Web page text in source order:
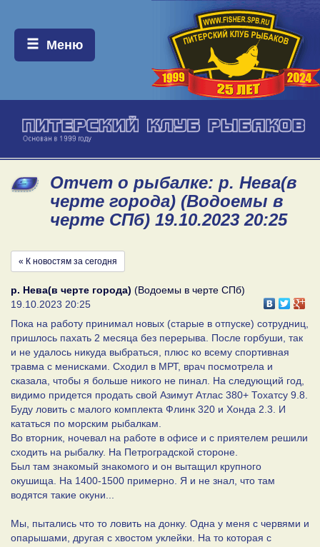
Меню:
Меню
Отчет о рыбалке: р. Нева(в
черте города) (Водоемы в
черте СПб) 19.10.2023 20:25
« К новостям за сегодня
р. Нева(в черте города) (Водоемы в черте СПб)
19.10.2023 20:25
Пока на работу принимал новых (старые в отпуске) сотрудниц,
пришлось пахать 2 месяца без перерыва. После горбуши, так
и не удалось никуда выбраться, плюс ко всему спортивная
травма с менисками. Сходил в МРТ, врач посмотрела и
сказала, чтобы я больше никого не пинал. На следующий год,
видимо придется продать свой Азимут Атлас 380+ Тохатсу 9.8.
Буду ловить с малого комплекта Флинк 320 и Хонда 2.3. И
кататься по морским рыбалкам.
Во вторник, ночевал на работе в офисе и с приятелем решили
сходить на рыбалку. На Петроградской стороне.
Был там знакомый знакомого и он вытащил крупного
окушища. На 1400-1500 примерно. Я и не знал, что там
водятся такие окуни...
Мы, пытались что то ловить на донку. Одна у меня с червями и
опарышами, другая с хвостом уклейки. На то которая с